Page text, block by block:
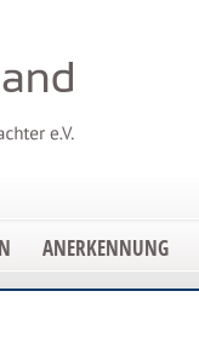
ANERKENNUNG